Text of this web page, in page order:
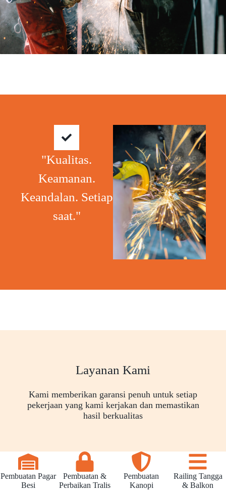
"Kualitas.
Keamanan.
Keandalan. Setiap
saat."
Layanan Kami
Kami memberikan garansi penuh untuk setiap
pekerjaan yang kami kerjakan dan memastikan
hasil berkualitas
Pembuatan Pagar
Besi
Pembuatan &
Perbaikan Tralis
Pembuatan
Kanopi
Railing Tangga
& Balkon